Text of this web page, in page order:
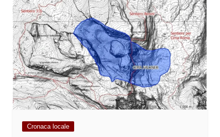
Cronaca locale